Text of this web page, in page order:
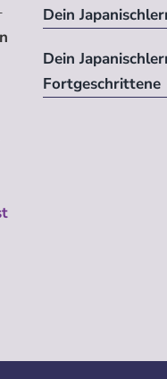
Dein
Dein
Fortgeschrittene